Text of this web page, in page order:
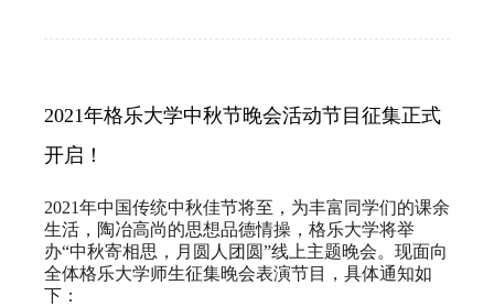
2021年格乐大学中秋节晚会活动节目征集正式
开启！
2021年中国传统中秋佳节将至，为丰富同学们的课余
生活，陶冶高尚的思想品德情操，格乐大学将举
办“中秋寄相思，月圆人团圆”线上主题晚会。现面向
全体格乐大学师生征集晚会表演节目，具体通知如
下：